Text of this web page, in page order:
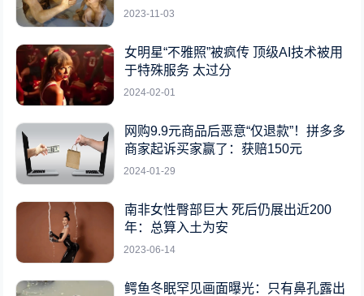
2023-11-03
女明星“不雅照”被疯传 顶级AI技术被用
于特殊服务 太过分
2024-02-01
网购9.9元商品后恶意“仅退款”！拼多多
商家起诉买家赢了：获赔150元
2024-01-29
南非女性臀部巨大 死后仍展出近200
年：总算入土为安
2023-06-14
鳄鱼冬眠罕见画面曝光：只有鼻孔露出